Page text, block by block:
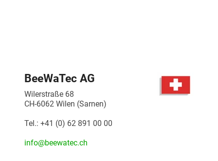
BeeWaTec AG
Wilerstraße 68
CH-6062 Wilen (Sarnen)
Tel.: +41 (0) 62 891 00 00
info@beewatec.ch